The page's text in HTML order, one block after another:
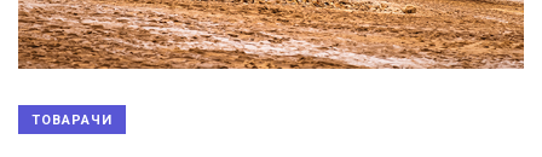
ТОВАРАЧИ